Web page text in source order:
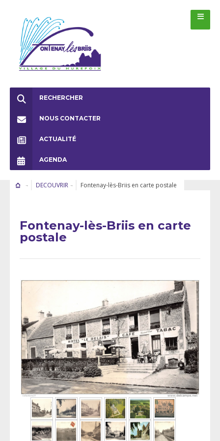
RECHERCHER
NOUS CONTACTER
ACTUALITÉ
AGENDA
DECOUVRIR Fontenay-lès-Briis en carte postale
Fontenay-lès-Briis en carte
postale